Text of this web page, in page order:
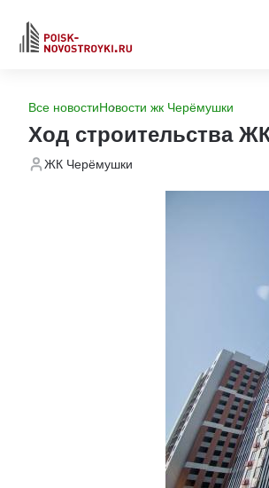
Все новостиНовости жк Черёмушки
Ход строительства
ЖК Черёмушки